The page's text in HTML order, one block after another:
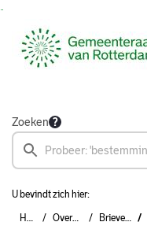
Zoeken
U bevindt zich hier:
Home Overzichten Brieven B&W